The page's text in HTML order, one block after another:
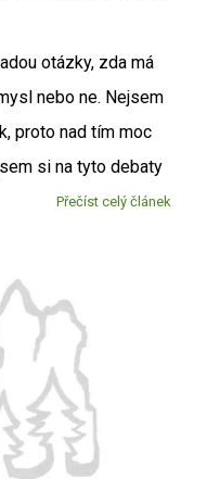
otázky, zda má
nebo ne. Nejsem
proto nad tím moc
si na tyto debaty
Přečíst celý článek